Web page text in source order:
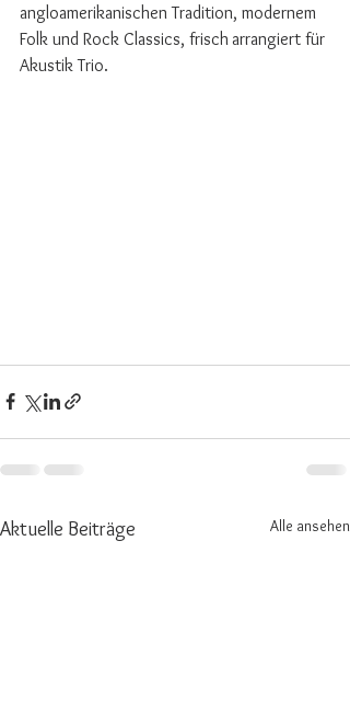
angloamerikanischen Tradition, modernem
Folk und Rock Classics, frisch arrangiert für
Akustik Trio.
Aktuelle Beiträge Alle ansehen